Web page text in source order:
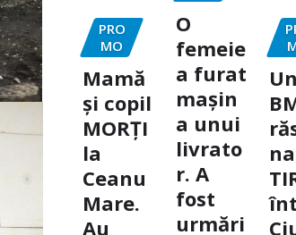
PRO
MO
Mamă
și copil
MORȚI
la
Ceanu
Mare.
Au
O
femeie
a furat
mașin
a unui
livrato
r. A
fost
urmări
Un